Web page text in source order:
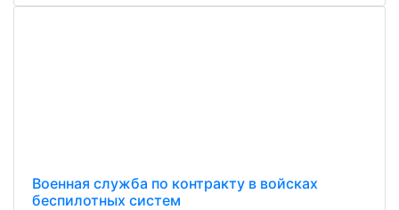
Военная служба по контракту в войсках
беспилотных систем